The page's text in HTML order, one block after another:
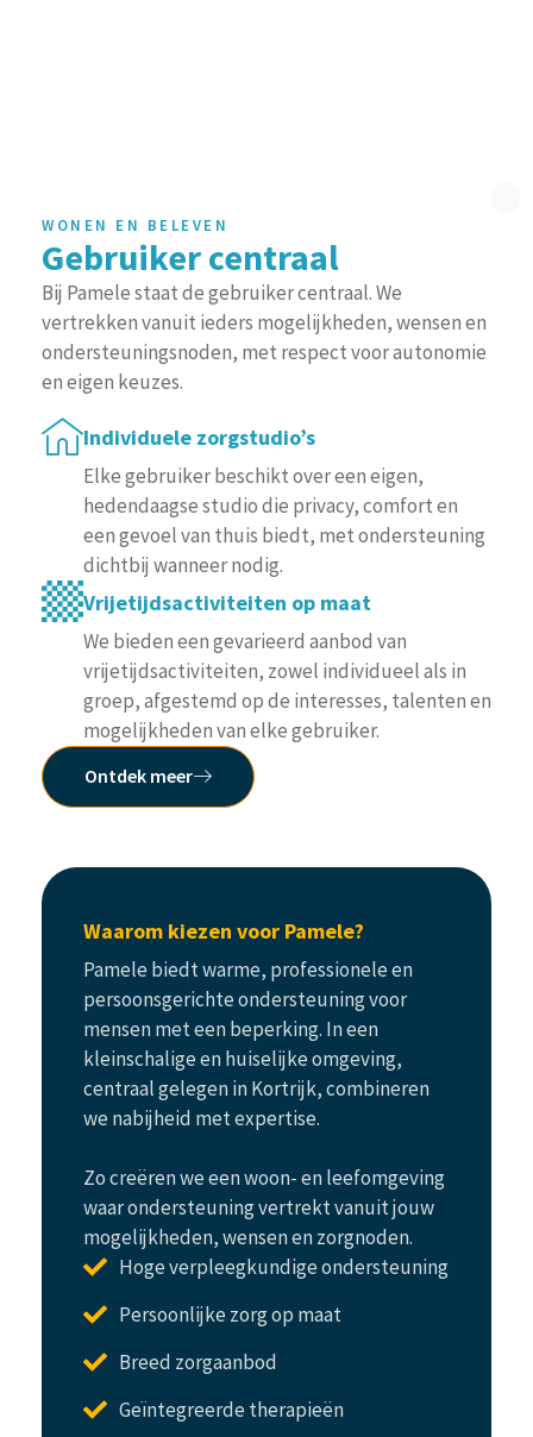
WONEN EN BELEVEN
Gebruiker centraal
Bij Pamele staat de gebruiker centraal. We
vertrekken vanuit ieders mogelijkheden, wensen en
ondersteuningsnoden, met respect voor autonomie
en eigen keuzes.
Individuele zorgstudio’s
Elke gebruiker beschikt over een eigen,
hedendaagse studio die privacy, comfort en
een gevoel van thuis biedt, met ondersteuning
dichtbij wanneer nodig.
Vrijetijdsactiviteiten op maat
We bieden een gevarieerd aanbod van
vrijetijdsactiviteiten, zowel individueel als in
groep, afgestemd op de interesses, talenten en
mogelijkheden van elke gebruiker.
Ontdek meer
Waarom kiezen voor Pamele?
Pamele biedt warme, professionele en
persoonsgerichte ondersteuning voor
mensen met een beperking. In een
kleinschalige en huiselijke omgeving,
centraal gelegen in Kortrijk, combineren
we nabijheid met expertise.
Zo creëren we een woon- en leefomgeving
waar ondersteuning vertrekt vanuit jouw
mogelijkheden, wensen en zorgnoden.
Hoge verpleegkundige ondersteuning
Persoonlijke zorg op maat
Breed zorgaanbod
Geïntegreerde therapieën